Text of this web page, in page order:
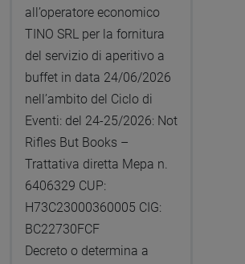
all’operatore economico
TINO SRL per la fornitura
del servizio di aperitivo a
buffet in data 24/06/2026
nell’ambito del Ciclo di
Eventi: del 24-25/2026: Not
Rifles But Books –
Trattativa diretta Mepa n.
6406329 CUP:
H73C23000360005 CIG:
BC22730FCF
Decreto o determina a